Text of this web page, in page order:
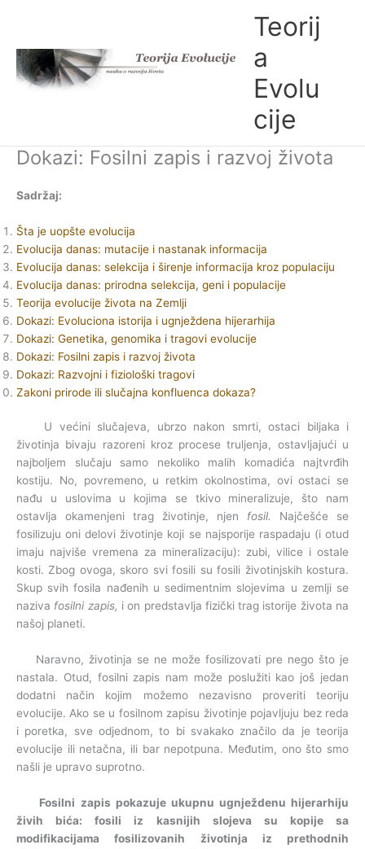
Teorij
a
Evolu
cije
Dokazi: Fosilni zapis i razvoj života
Sadržaj:
Šta je uopšte evolucija
Evolucija danas: mutacije i nastanak informacija
Evolucija danas: selekcija i širenje informacija kroz populaciju
Evolucija danas: prirodna selekcija, geni i populacije
Teorija evolucije života na Zemlji
Dokazi: Evoluciona istorija i ugnježdena hijerarhija
Dokazi: Genetika, genomika i tragovi evolucije
Dokazi: Fosilni zapis i razvoj života
Dokazi: Razvojni i fiziološki tragovi
Zakoni prirode ili slučajna konfluenca dokaza?
U većini slučajeva, ubrzo nakon smrti, ostaci biljaka i
životinja bivaju razoreni kroz procese truljenja, ostavljajući u
najboljem slučaju samo nekoliko malih komadića najtvrđih
kostiju. No, povremeno, u retkim okolnostima, ovi ostaci se
nađu u uslovima u kojima se tkivo mineralizuje, što nam
ostavlja okamenjeni trag životinje, njen fosil.
Najčešće se
fosilizuju oni delovi životinje koji se najsporije raspadaju (i otud
imaju najviše vremena za mineralizaciju): zubi, vilice i ostale
kosti. Zbog ovoga, skoro svi fosili su fosili životinjskih kostura.
Skup svih fosila nađenih u sedimentnim slojevima u zemlji se
naziva fosilni zapis, i on predstavlja fizički trag istorije života na
našoj planeti.
Naravno, životinja se ne može fosilizovati pre nego što je
nastala. Otud, fosilni zapis nam može poslužiti kao još jedan
dodatni način kojim možemo nezavisno proveriti teoriju
evolucije. Ako se u fosilnom zapisu životinje pojavljuju bez reda
i poretka, sve odjednom, to bi svakako značilo da je teorija
evolucije ili netačna, ili bar nepotpuna. Međutim, ono što smo
našli je upravo suprotno.
Fosilni zapis pokazuje ukupnu ugnježdenu hijerarhiju
živih bića: fosili iz kasnijih slojeva su kopije sa
modifikacijama fosilizovanih životinja iz prethodnih